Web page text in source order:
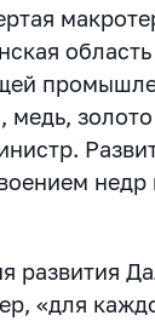
медь,
недр
развития
«для